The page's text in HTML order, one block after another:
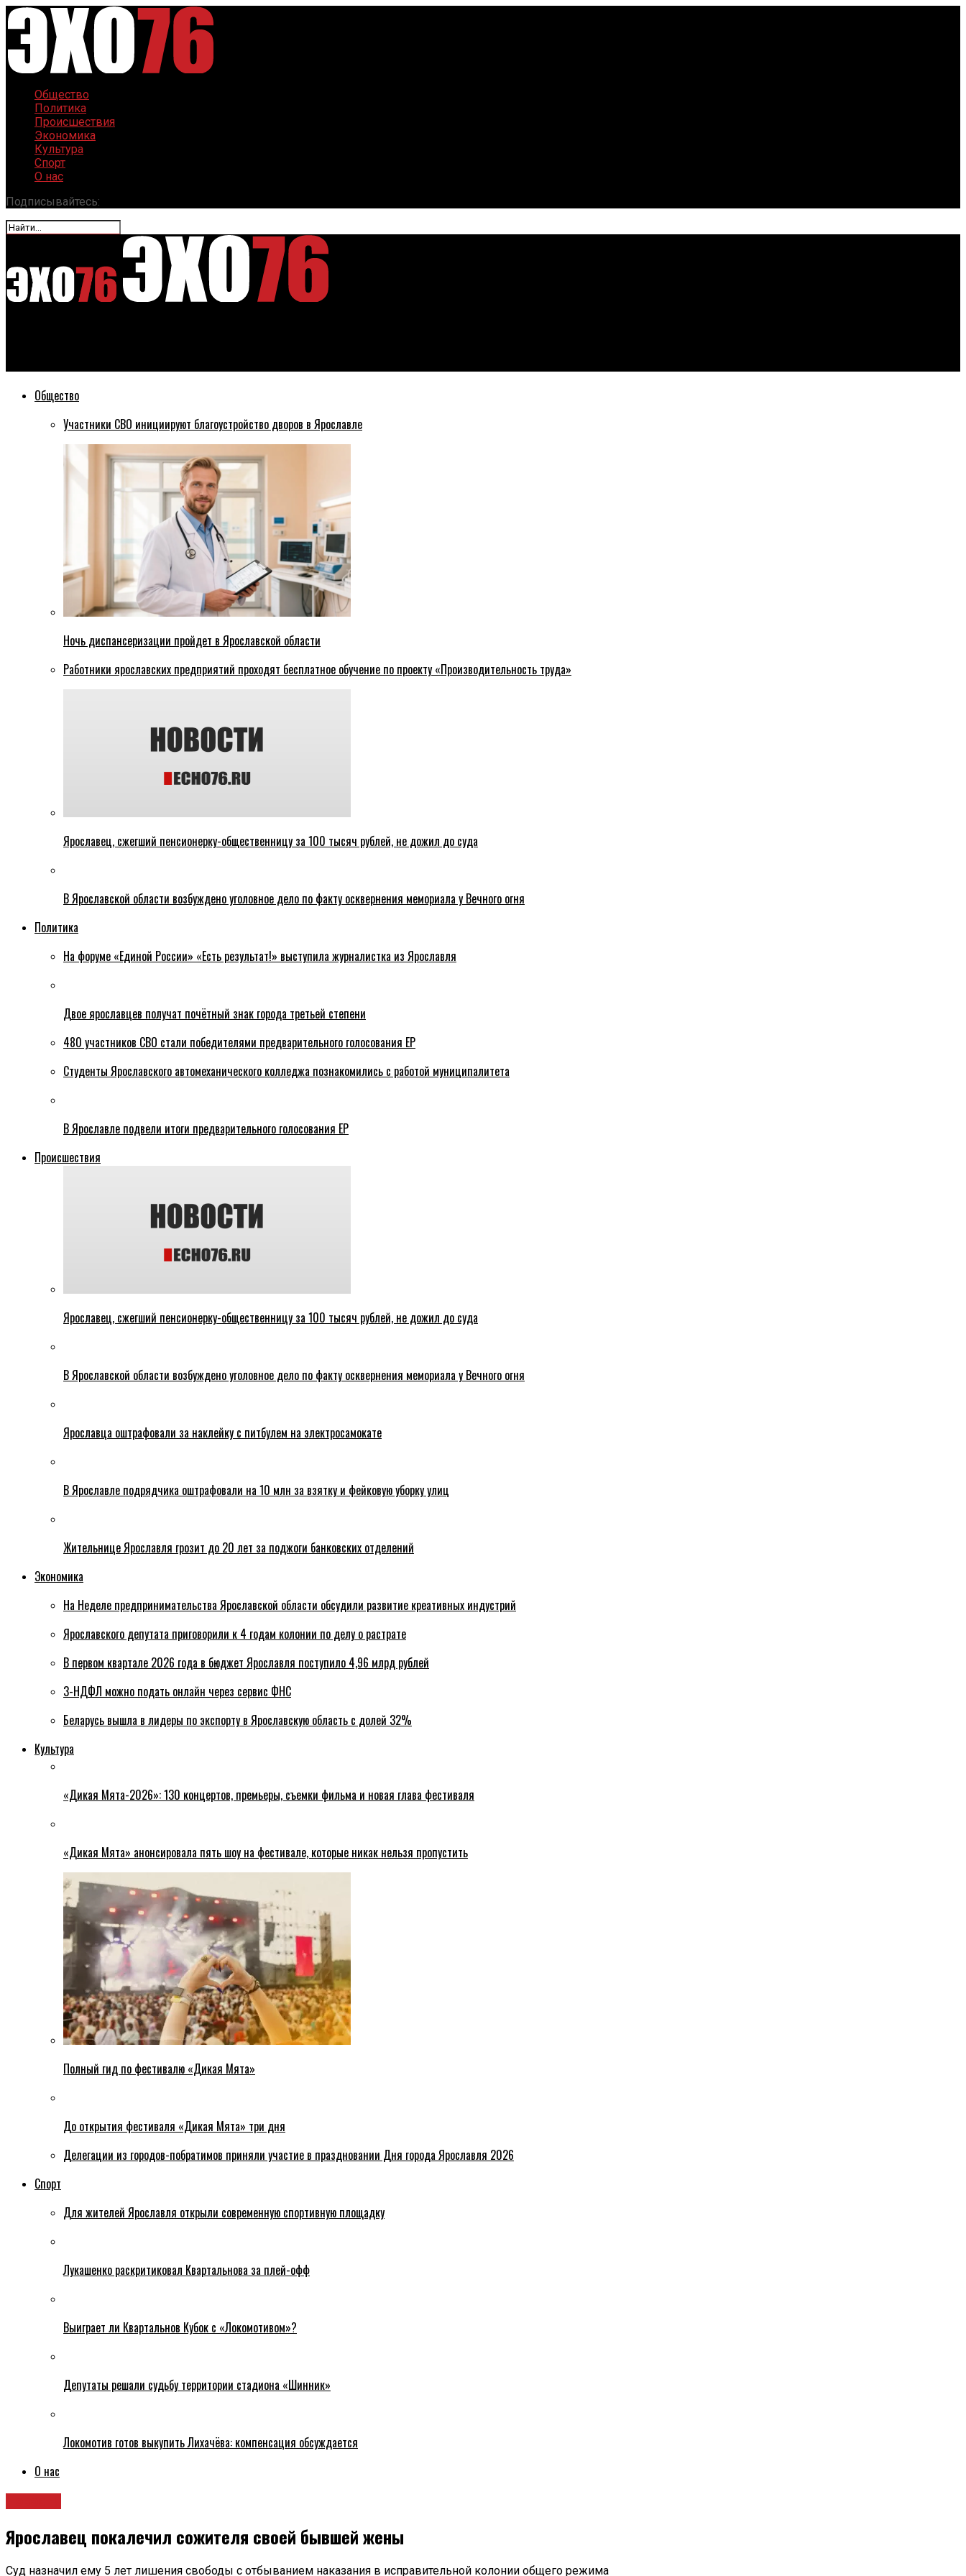
Общество
Политика
Происшествия
Экономика
Культура
Спорт
О нас
Подписывайтесь:
Общество
Участники СВО инициируют благоустройство дворов в Ярославле
Ночь диспансеризации пройдет в Ярославской области
Работники ярославских предприятий проходят бесплатное обучение по проекту «Производительность труда»
Ярославец, сжегший пенсионерку-общественницу за 100 тысяч рублей, не дожил до суда
В Ярославской области возбуждено уголовное дело по факту осквернения мемориала у Вечного огня
Политика
На форуме «Единой России» «Есть результат!» выступила журналистка из Ярославля
Двое ярославцев получат почётный знак города третьей степени
480 участников СВО стали победителями предварительного голосования ЕР
Студенты Ярославского автомеханического колледжа познакомились с работой муниципалитета
В Ярославле подвели итоги предварительного голосования ЕР
Происшествия
Ярославец, сжегший пенсионерку-общественницу за 100 тысяч рублей, не дожил до суда
В Ярославской области возбуждено уголовное дело по факту осквернения мемориала у Вечного огня
Ярославца оштрафовали за наклейку с питбулем на электросамокате
В Ярославле подрядчика оштрафовали на 10 млн за взятку и фейковую уборку улиц
Жительнице Ярославля грозит до 20 лет за поджоги банковских отделений
Экономика
На Неделе предпринимательства Ярославской области обсудили развитие креативных индустрий
Ярославского депутата приговорили к 4 годам колонии по делу о растрате
В первом квартале 2026 года в бюджет Ярославля поступило 4,96 млрд рублей
3-НДФЛ можно подать онлайн через сервис ФНС
Беларусь вышла в лидеры по экспорту в Ярославскую область с долей 32%
Культура
«Дикая Мята-2026»: 130 концертов, премьеры, съемки фильма и новая глава фестиваля
«Дикая Мята» анонсировала пять шоу на фестивале, которые никак нельзя пропустить
Полный гид по фестивалю «Дикая Мята»
До открытия фестиваля «Дикая Мята» три дня
Делегации из городов-побратимов приняли участие в праздновании Дня города Ярославля 2026
Спорт
Для жителей Ярославля открыли современную спортивную площадку
Лукашенко раскритиковал Квартальнова за плей-офф
Выиграет ли Квартальнов Кубок с «Локомотивом»?
Депутаты решали судьбу территории стадиона «Шинник»
Локомотив готов выкупить Лихачёва: компенсация обсуждается
О нас
Ярославец покалечил сожителя своей бывшей жены
Суд назначил ему 5 лет лишения свободы с отбыванием наказания в исправительной колонии общего режима